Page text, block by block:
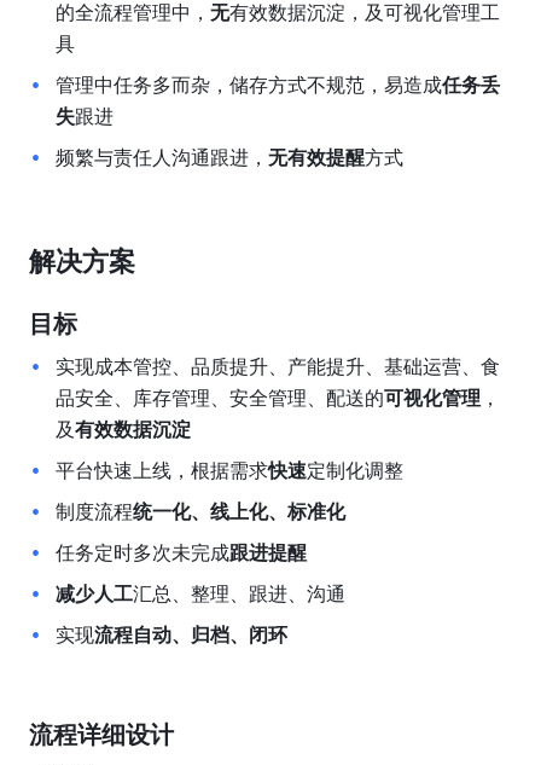
的全流程管理中， 无有效数据沉淀，及可视化管理工
具
管理中任务多而杂，储存方式不规范，易造成任务丢
失跟进
频繁与责任人沟通跟进， 无有效提醒方式
解决方案
目标
实现成本管控、品质提升、产能提升、基础运营、食
品安全、库存管理、安全管理、配送的可视化管理 ，
及有效数据沉淀
平台快速上线，根据需求快速定制化调整
制度流程统一化、线上化、标准化
任务定时多次未完成跟进提醒
减少人工汇总、整理、跟进、沟通
实现流程自动、归档、闭环
流程详细设计